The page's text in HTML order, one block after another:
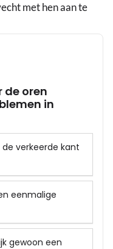
met hen aan te
de oren
in
verkeerde kant
eenmalige
gewoon een